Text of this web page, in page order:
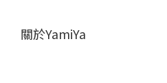
關於YamiYa